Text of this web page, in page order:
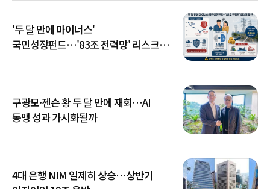
'두 달 만에 마이너스'
국민성장펀드…'83조 전력망' 리스크
구광모·젠슨 황 두 달 만에 재회…AI
동맹 성과 가시화될까
4대 은행 NIM 일제히 상승…상반기